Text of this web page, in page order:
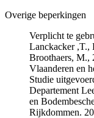
Overige beperkingen
Verplicht te
Lanckacker ,T.,
Broothaers, M.,
Vlaanderen en
Studie
Departement
en
Rijkdommen.